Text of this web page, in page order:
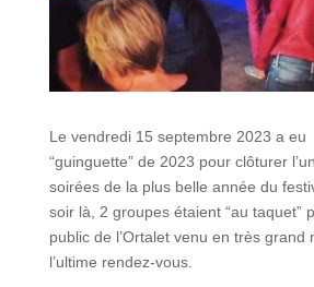
Le vendredi 15 septembre 2023 a eu
“guinguette” de 2023 pour clôturer
soirées de la plus belle année du
soir là, 2 groupes étaient “au taquet”
public de l’Ortalet venu en très grand
l’ultime rendez-vous.